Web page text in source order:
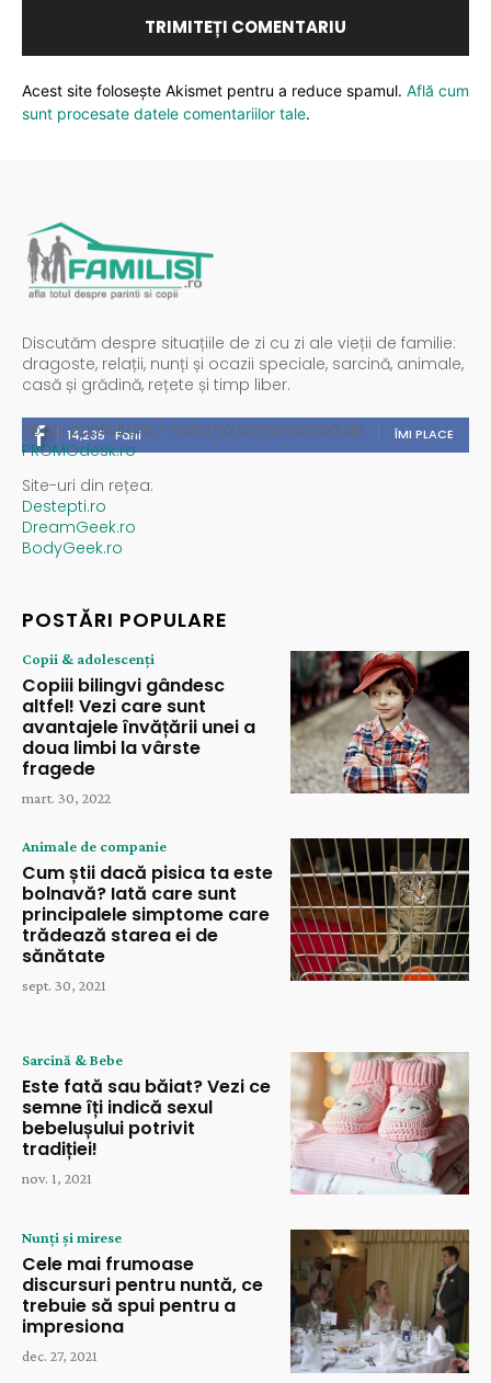
Acest site folosește Akismet pentru a reduce spamul. Află cum
sunt procesate datele comentariilor tale.
Discutăm despre situațiile de zi cu zi ale vieții de familie:
dragoste, relații, nunți și ocazii speciale, sarcină, animale,
casă și grădină, rețete și timp liber.
14,235 Fani ÎMI PLACE
Spații publicitare / reclamă administrată de
PROMOdesk.ro
Site-uri din rețea:
Destepti.ro
DreamGeek.ro
BodyGeek.ro
POSTĂRI POPULARE
Copii & adolescenți
Copiii bilingvi gândesc
altfel! Vezi care sunt
avantajele învățării unei a
doua limbi la vârste
fragede
mart. 30, 2022
Animale de companie
Cum știi dacă pisica ta este
bolnavă? Iată care sunt
principalele simptome care
trădează starea ei de
sănătate
sept. 30, 2021
Sarcină & Bebe
Este fată sau băiat? Vezi ce
semne îți indică sexul
bebelușului potrivit
tradiției!
nov. 1, 2021
Nunți și mirese
Cele mai frumoase
discursuri pentru nuntă, ce
trebuie să spui pentru a
impresiona
dec. 27, 2021